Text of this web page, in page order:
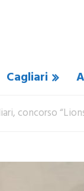
Cagliari
concorso